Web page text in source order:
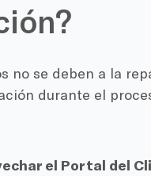
no se deben a la
durante el
el Portal del